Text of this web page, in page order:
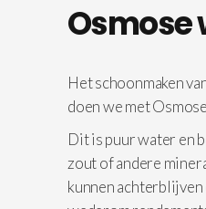
Osmose
Het schoonmaken
doen we met
Dit is puur water en
zout of andere
kunnen